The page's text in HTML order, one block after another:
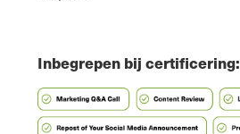
Inbegrepen bij certificering: